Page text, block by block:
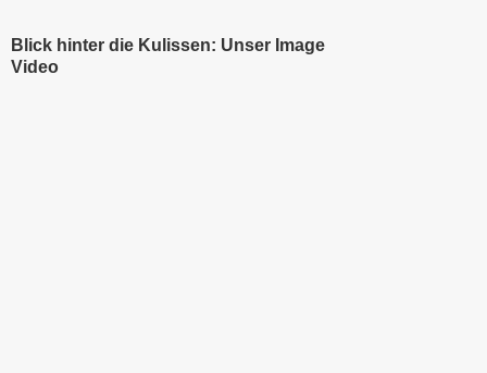
Blick hinter die Kulissen: Unser Image
Video